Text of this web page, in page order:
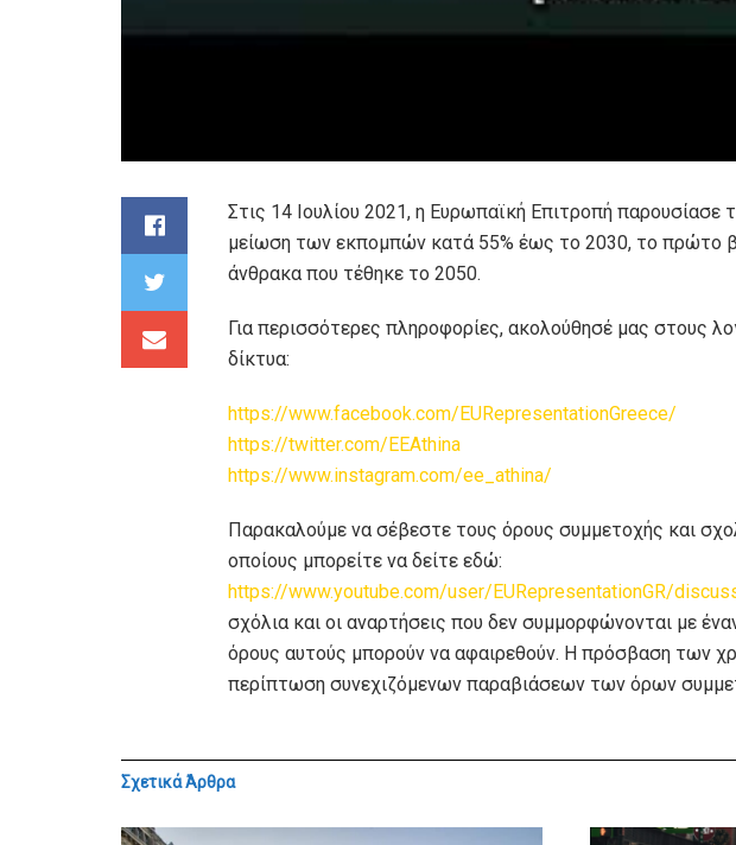
Στις 14 Ιουλίου 2021, η Ευρωπαϊκή Επιτροπή παρουσίασε
μείωση των εκπομπών κατά 55% έως το 2030, το πρώτο
άνθρακα που τέθηκε το 2050.
Για περισσότερες πληροφορίες, ακολούθησέ μας στους
δίκτυα:
https://www.facebook.com/EURepresentationGreece/
https://twitter.com/EEAthina
https://www.instagram.com/ee_athina/
Παρακαλούμε να σέβεστε τους όρους συμμετοχής και
οποίους μπορείτε να δείτε εδώ:
https://www.youtube.com/user/EURepresentationGR/
σχόλια και οι αναρτήσεις που δεν συμμορφώνονται με
όρους αυτούς μπορούν να αφαιρεθούν. Η πρόσβαση των
περίπτωση συνεχιζόμενων παραβιάσεων των όρων
ΣχετικάΆρθρα